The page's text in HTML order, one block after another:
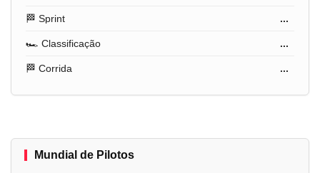
🏁 Sprint ...
🏎️ Classificação ...
🏁 Corrida ...
Mundial de Pilotos